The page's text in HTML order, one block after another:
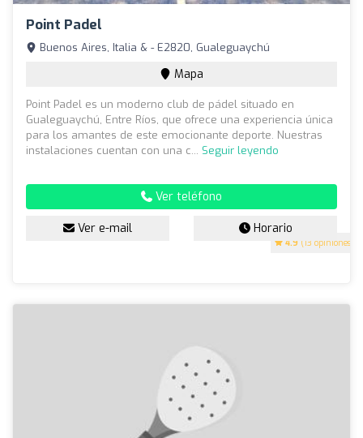
Point Padel
4.9 (13 opiniones)
Buenos Aires, Italia & - E2820, Gualeguaychú
Mapa
Point Padel es un moderno club de pádel situado en
Gualeguaychú, Entre Ríos, que ofrece una experiencia única
para los amantes de este emocionante deporte. Nuestras
instalaciones cuentan con una c... Seguir leyendo
Ver teléfono
Ver e-mail Horario